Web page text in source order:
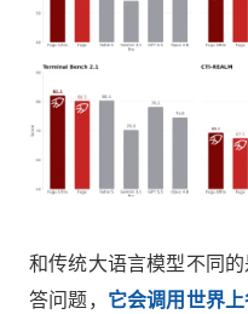
和传统大语言模型不同
答问题， 它会调用世界